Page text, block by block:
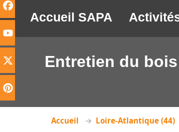
Accueil SAPA
Entretien du
Accueil Loire-Atlantique (44)